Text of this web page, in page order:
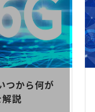
つから何が
説